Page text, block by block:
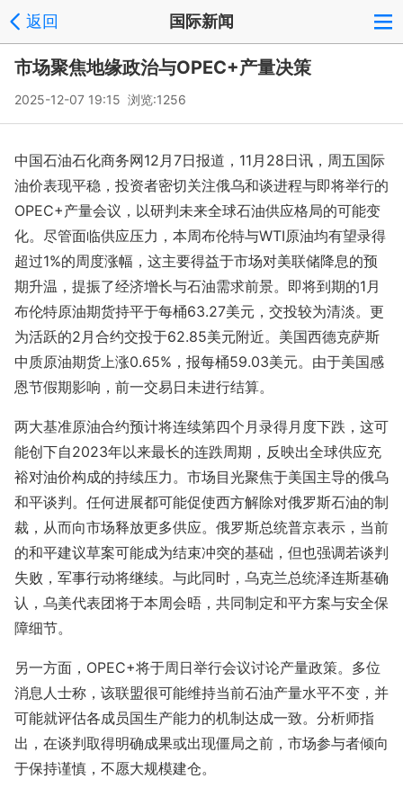
返回 国际新闻
市场聚焦地缘政治与OPEC+产量决策
2025-12-07 19:15 浏览:1256
中国石油石化商务网12月7日报道，11月28日讯，周五国际
油价表现平稳，投资者密切关注俄乌和谈进程与即将举行的
OPEC+产量会议，以研判未来全球石油供应格局的可能变
化。尽管面临供应压力，本周布伦特与WTI原油均有望录得
超过1%的周度涨幅，这主要得益于市场对美联储降息的预
期升温，提振了经济增长与石油需求前景。即将到期的1月
布伦特原油期货持平于每桶63.27美元，交投较为清淡。更
为活跃的2月合约交投于62.85美元附近。美国西德克萨斯
中质原油期货上涨0.65%，报每桶59.03美元。由于美国感
恩节假期影响，前一交易日未进行结算。
两大基准原油合约预计将连续第四个月录得月度下跌，这可
能创下自2023年以来最长的连跌周期，反映出全球供应充
裕对油价构成的持续压力。市场目光聚焦于美国主导的俄乌
和平谈判。任何进展都可能促使西方解除对俄罗斯石油的制
裁，从而向市场释放更多供应。俄罗斯总统普京表示，当前
的和平建议草案可能成为结束冲突的基础，但也强调若谈判
失败，军事行动将继续。与此同时，乌克兰总统泽连斯基确
认，乌美代表团将于本周会晤，共同制定和平方案与安全保
障细节。
另一方面，OPEC+将于周日举行会议讨论产量政策。多位
消息人士称，该联盟很可能维持当前石油产量水平不变，并
可能就评估各成员国生产能力的机制达成一致。分析师指
出，在谈判取得明确成果或出现僵局之前，市场参与者倾向
于保持谨慎，不愿大规模建仓。